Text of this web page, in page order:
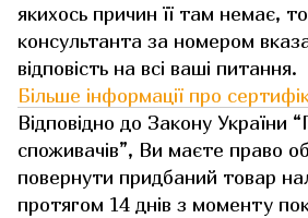
якихось причин її там немає,
консультанта за номером
відповість на всі ваші питання.
Більше інформації про
Відповідно до Закону України
споживачів”, Ви маєте право
повернути придбаний товар
протягом 14 днів з моменту